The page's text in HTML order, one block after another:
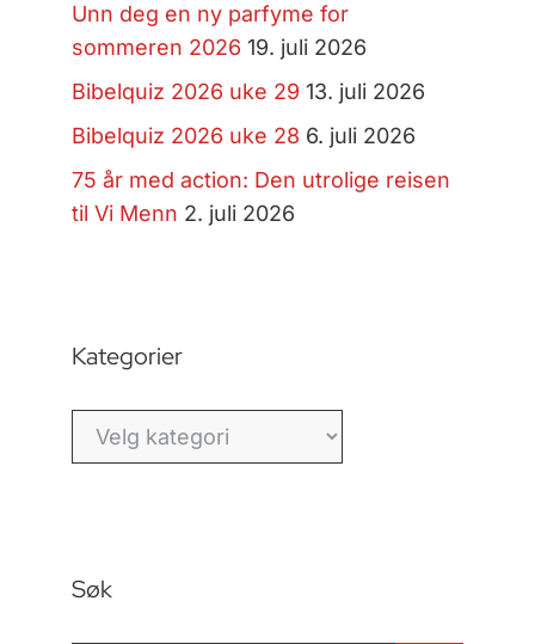
Unn deg en ny parfyme for
sommeren 2026 19. juli 2026
Bibelquiz 2026 uke 29 13. juli 2026
Bibelquiz 2026 uke 28 6. juli 2026
75 år med action: Den utrolige reisen
til Vi Menn 2. juli 2026
Kategorier
Kategorier
Søk